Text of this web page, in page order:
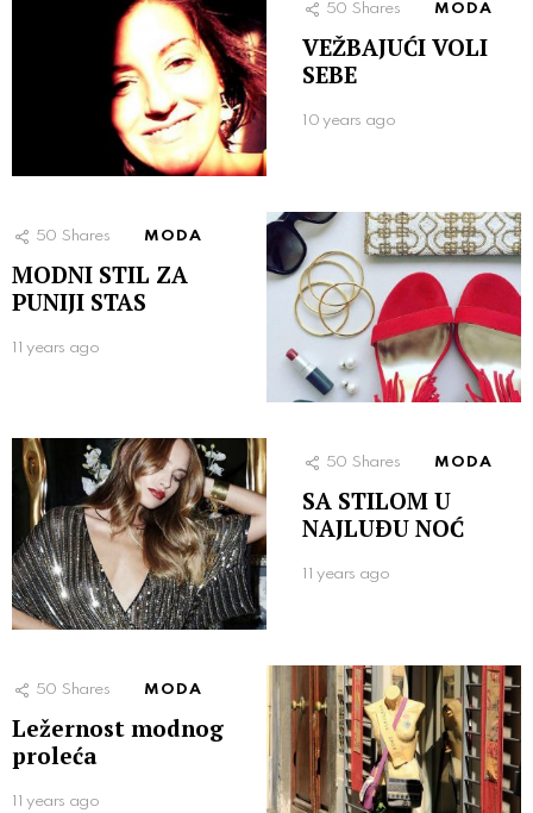
50 Shares MODA
VEŽBAJUĆI VOLI
SEBE
10 years ago
50 Shares MODA
MODNI STIL ZA
PUNIJI STAS
11 years ago
50 Shares MODA
SA STILOM U
NAJLUÐU NOĆ
11 years ago
50 Shares MODA
Ležernost modnog
proleća
11 years ago